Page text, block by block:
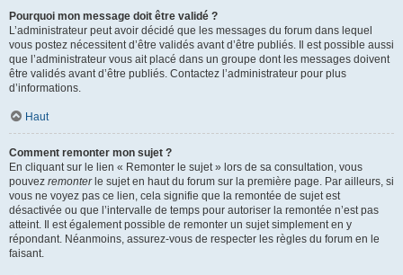
Pourquoi mon message doit être validé ?
L’administrateur peut avoir décidé que les messages du forum dans lequel
vous postez nécessitent d’être validés avant d’être publiés. Il est possible aussi
que l’administrateur vous ait placé dans un groupe dont les messages doivent
être validés avant d’être publiés. Contactez l’administrateur pour plus
d’informations.
Haut
Comment remonter mon sujet ?
En cliquant sur le lien « Remonter le sujet » lors de sa consultation, vous
pouvez remonterle sujet en haut du forum sur la première page. Par ailleurs, si
vous ne voyez pas ce lien, cela signifie que la remontée de sujet est
désactivée ou que l’intervalle de temps pour autoriser la remontée n’est pas
atteint. Il est également possible de remonter un sujet simplement en y
répondant. Néanmoins, assurez-vous de respecter les règles du forum en le
faisant.